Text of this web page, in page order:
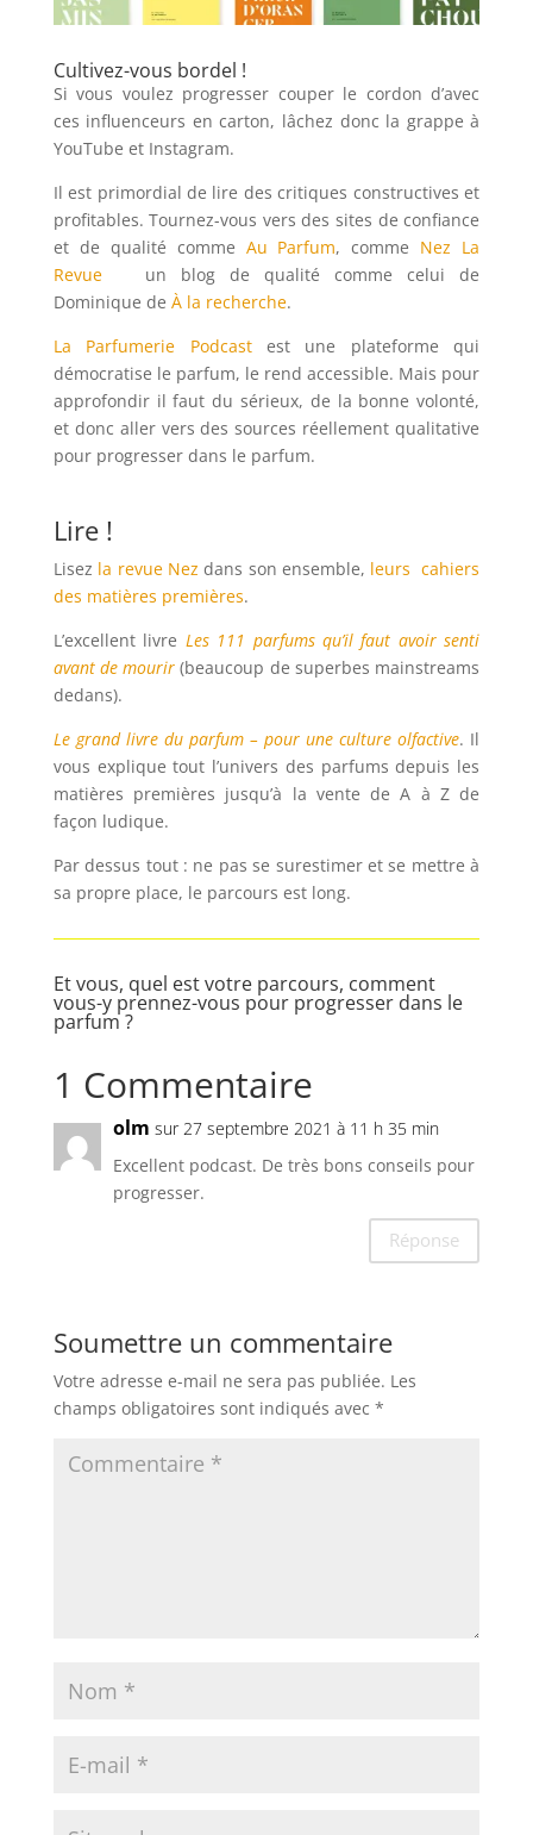
Cultivez-vous bordel !
Si vous voulez progresser couper le cordon d’avec
ces influenceurs en carton, lâchez donc la grappe à
YouTube et Instagram.
Il est primordial de lire des critiques constructives et
profitables. Tournez-vous vers des sites de confiance
et de qualité comme Au Parfum, comme Nez La
Revue
un blog de qualité comme celui de
Dominique de À la recherche.
La Parfumerie Podcastest une plateforme qui
démocratise le parfum, le rend accessible. Mais pour
approfondir il faut du sérieux, de la bonne volonté,
et donc aller vers des sources réellement qualitative
pour progresser dans le parfum.
Lire !
Lisez la revue Nez dans son ensemble, leurscahiers
des matières premières.
L’excellent livre Les 111 parfums qu’il faut avoir senti
avant de mourir (beaucoup de superbes mainstreams
dedans).
Le grand livre du parfum – pour une culture olfactive. Il
vous explique tout l’univers des parfums depuis les
matières premières jusqu’à la vente de A à Z de
façon ludique.
Par dessus tout : ne pas se surestimer et se mettre à
sa propre place, le parcours est long.
Et vous, quel est votre parcours, comment
vous-y prennez-vous pour progresser dans le
parfum ?
1 Commentaire
olm sur 27 septembre 2021 à 11 h 35 min
Excellent podcast. De très bons conseils pour
progresser.
Réponse
Soumettre un commentaire
Votre adresse e-mail ne sera pas publiée. Les
champs obligatoires sont indiqués avec *